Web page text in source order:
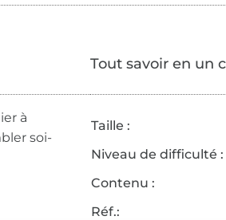
à
soi-
Tout savoir en un
Taille :
Niveau de difficulté :
Contenu :
Réf.: